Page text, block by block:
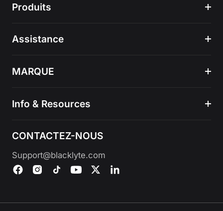
Produits
Assistance
MARQUE
Info & Resources
CONTACTEZ-NOUS
Support@blacklyte.com